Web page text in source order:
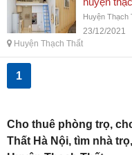
Huyện Thạch
23/12/2021
Huyện Thạch Thất
1
Cho thuê phòng trọ,
Thất Hà Nội, tìm nhà